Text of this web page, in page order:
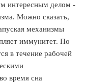
интересным делом -
Можно сказать,
механизмы
иммунитет. По
в течение рабочей
время сна